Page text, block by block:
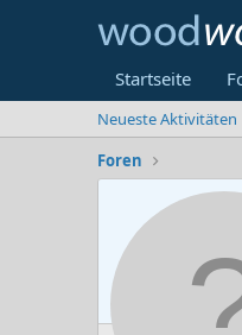
Startseite
Neueste Aktivitäten
Foren